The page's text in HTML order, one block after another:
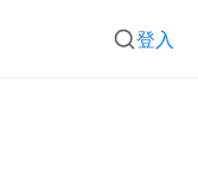
登入